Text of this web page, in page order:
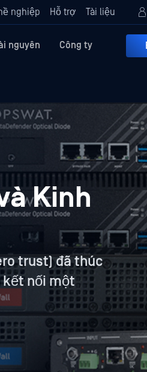
nghiệp Hỗ trợ Tài liệu
nguyên Công ty
Kinh
trust) đã thúc
kết nối một